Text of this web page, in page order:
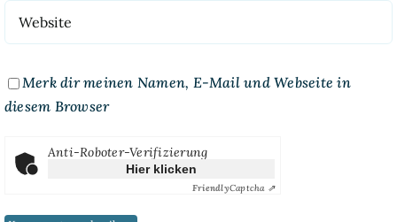
Merk dir meinen Namen, E-Mail und Webseite in
diesem Browser
Anti-Roboter-Verifizierung
Hier klicken
FriendlyCaptcha ⇗